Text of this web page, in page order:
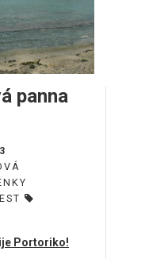
panna
Portoriko!